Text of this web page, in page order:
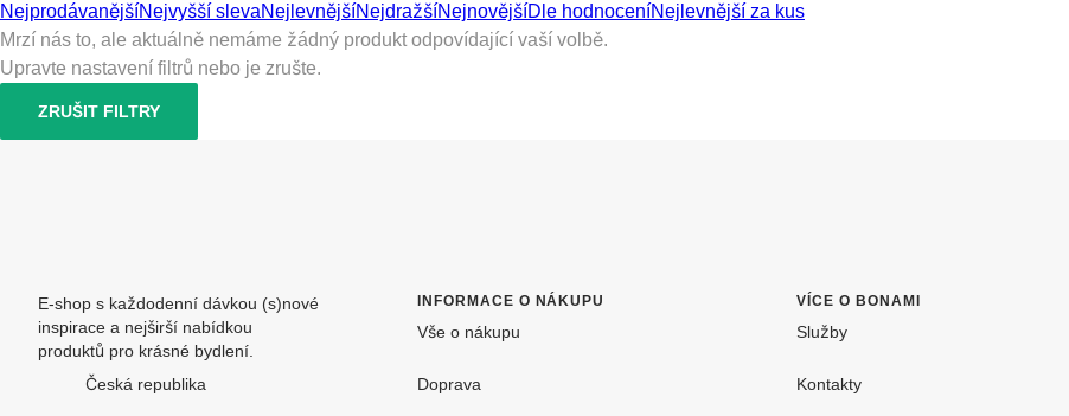
NejprodávanějšíNejvyšší slevaNejlevnějšíNejdražšíNejnovějšíDle hodnoceníNejlevnější za kus
Mrzí nás to, ale aktuálně nemáme žádný produkt odpovídající vaší volbě.
Upravte nastavení filtrů nebo je zrušte.
ZRUŠIT FILTRY
E-shop s každodenní dávkou (s)nové
inspirace a nejširší nabídkou
produktů pro krásné bydlení.
Česká republika
INFORMACE O NÁKUPU
Vše o nákupu
Doprava
VÍCE O BONAMI
Služby
Kontakty